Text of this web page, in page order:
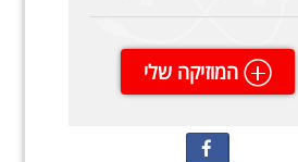
המוזיקה שלי